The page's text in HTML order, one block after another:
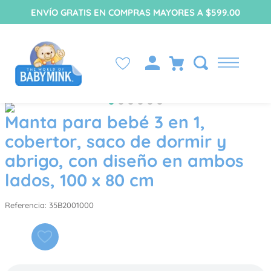
ENVÍO GRATIS EN COMPRAS MAYORES A $599.00
Manta para bebé 3 en 1,
cobertor, saco de dormir y
abrigo, con diseño en ambos
lados, 100 x 80 cm
Referencia: 35B2001000